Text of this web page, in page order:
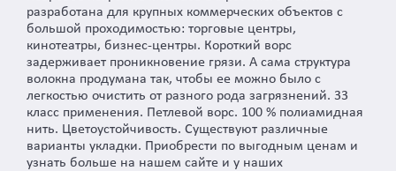
разработана для крупных коммерческих объектов с
большой проходимостью: торговые центры,
кинотеатры, бизнес-центры. Короткий ворс
задерживает проникновение грязи. А сама структура
волокна продумана так, чтобы ее можно было с
легкостью очистить от разного рода загрязнений. 33
класс применения. Петлевой ворс. 100 % полиамидная
нить. Цветоустойчивость. Существуют различные
варианты укладки. Приобрести по выгодным ценам и
узнать больше на нашем сайте и у наших